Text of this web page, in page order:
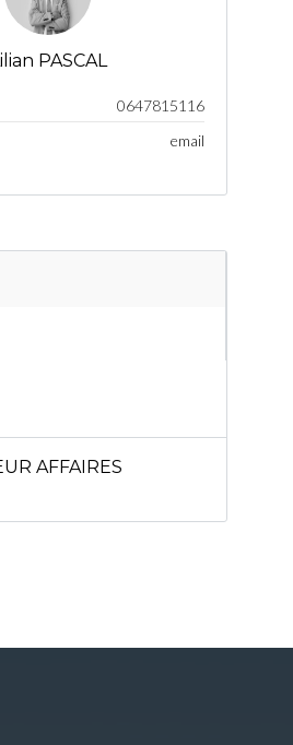
PASCAL
0647815116
email
AFFAIRES